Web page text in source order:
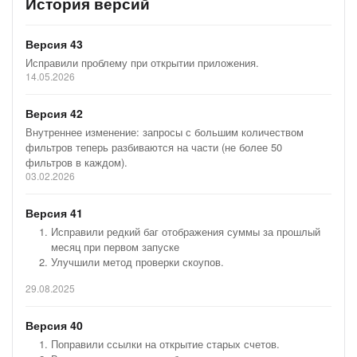
Настройки уведомлений — общие на весь портал, по
просроченных Сделок или Счетов и ссылкой на
приложение (для переноса сроков).
Для повседневной работы менеджеров по продажам
удобно просматривать из встройки в профиль
Преимущества приложения:
Наглядность и простота использования. Не требуется
что-то дополнительно настраивать – вы сразу увидите
оплаченных, ожидаемых и просроченных оплат
Встройка в CRM - аналитику поможет в полноценном
анализе.
Версия 43
Исправили проблему при открытии приложения.
14.05.2026
Версия 42
Внутреннее изменение: запросы с большим количеством
фильтров теперь разбиваются на части (не более 50
фильтров в каждом).
03.02.2026
Версия 41
Исправили редкий баг отображения суммы за прошлый
месяц при первом запуске
Улучшили метод проверки скоупов.
29.08.2025
Версия 40
Поправили ссылки на открытие старых счетов.